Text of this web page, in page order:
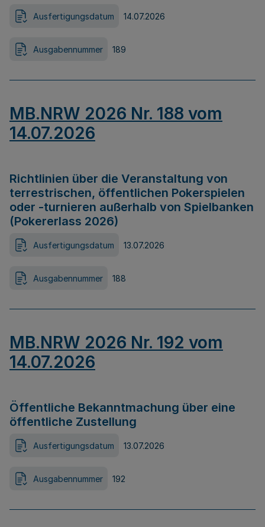
Ausfertigungsdatum 14.07.2026
Ausgabennummer 189
MB.NRW 2026 Nr. 188 vom
14.07.2026
Richtlinien über die Veranstaltung von
terrestrischen, öffentlichen Pokerspielen
oder -turnieren außerhalb von Spielbanken
(Pokererlass 2026)
Ausfertigungsdatum 13.07.2026
Ausgabennummer 188
MB.NRW 2026 Nr. 192 vom
14.07.2026
Öffentliche Bekanntmachung über eine
öffentliche Zustellung
Ausfertigungsdatum 13.07.2026
Ausgabennummer 192